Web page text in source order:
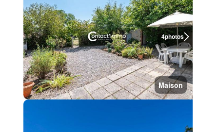
4photos
Maison